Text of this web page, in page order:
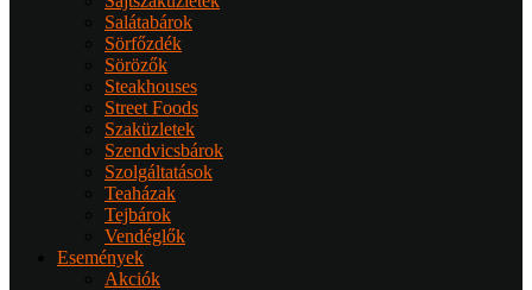
Salátabárok
Sörfőzdék
Sörözők
Steakhouses
Street Foods
Szaküzletek
Szendvicsbárok
Szolgáltatások
Teaházak
Tejbárok
Vendéglők
Események
Akciók